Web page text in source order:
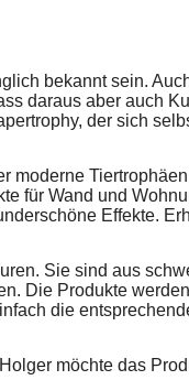
bekannt sein.
daraus aber auch
der sich
moderne
für Wand und
Effekte.
Sie sind aus
Die Produkte
die
möchte das